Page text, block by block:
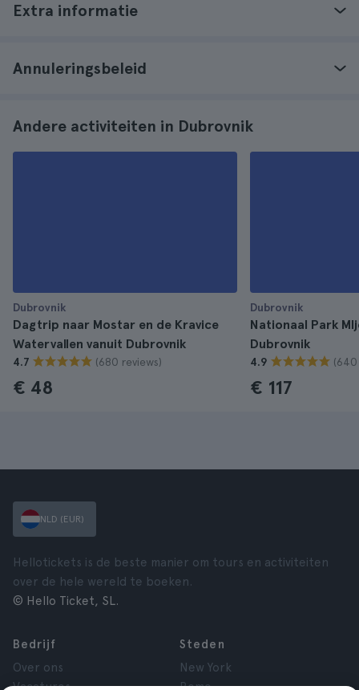
Extra informatie
Annuleringsbeleid
Andere activiteiten in Dubrovnik
Dubrovnik
Dagtrip naar Mostar en de Kravice
Watervallen vanuit Dubrovnik
4.7 (680 reviews)
€ 48
Dubrovnik
Nationaal Park
Dubrovnik
4.9 (640
€ 117
NLD (EUR)
Hellotickets is de beste manier om tours en activiteiten
over de hele wereld te boeken.
© Hello Ticket, SL.
Bedrijf
Over ons
Vacatures
Steden
New York
Rome